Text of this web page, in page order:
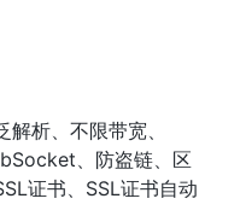
析、不限带宽、
、防盗链、区
证书、SSL证书自动